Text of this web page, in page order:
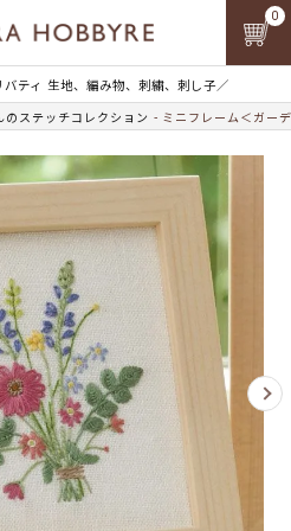
バティ 生地、編み物、刺繍、刺し子／
0
のステッチコレクション ミニフレーム＜ガー